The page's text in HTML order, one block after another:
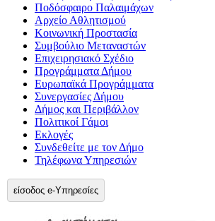
Ποδόσφαιρο Παλαιμάχων
Αρχείο Αθλητισμού
Κοινωνική Προστασία
Συμβούλιο Μεταναστών
Επιχειρησιακό Σχέδιο
Προγράμματα Δήμου
Ευρωπαϊκά Προγράμματα
Συνεργασίες Δήμου
Δήμος και Περιβάλλον
Πολιτικοί Γάμοι
Εκλογές
Συνδεθείτε με τον Δήμο
Τηλέφωνα Υπηρεσιών
είσοδος e-Υπηρεσίες